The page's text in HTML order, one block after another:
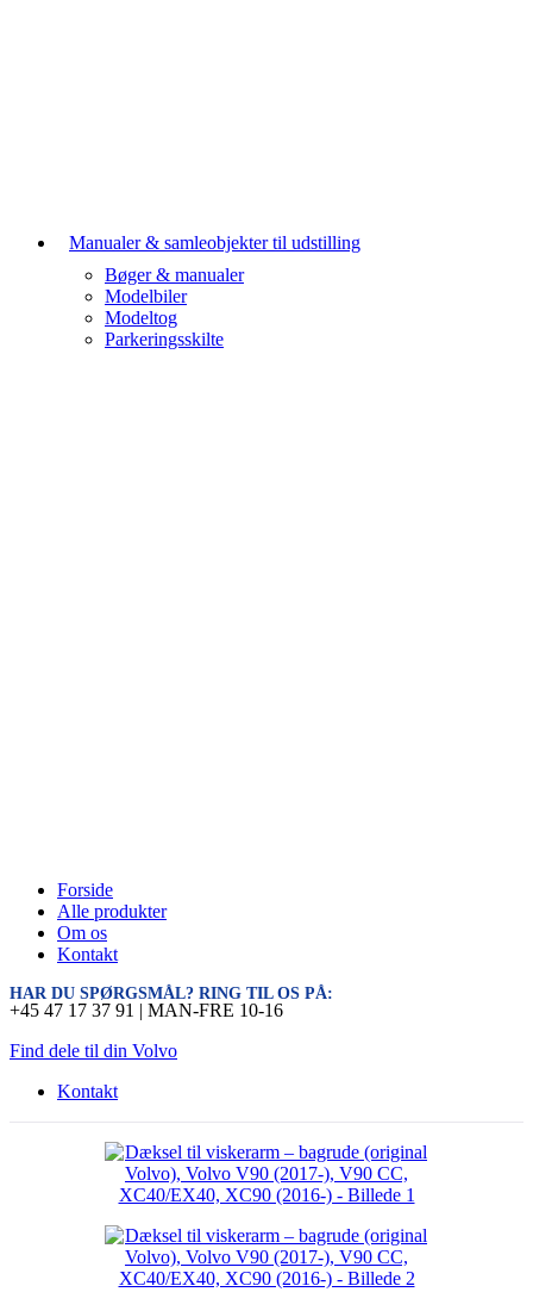
Manualer & samleobjekter til udstilling
Bøger & manualer
Modelbiler
Modeltog
Parkeringsskilte
Forside
Alle produkter
Om os
Kontakt
HAR DU SPØRGSMÅL? RING TIL OS PÅ:
+45 47 17 37 91 | MAN-FRE 10-16
Find dele til din Volvo
Kontakt